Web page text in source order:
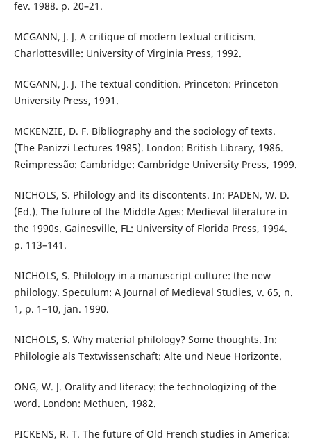
fev. 1988. p. 20–21.
MCGANN, J. J. A critique of modern textual criticism.
Charlottesville: University of Virginia Press, 1992.
MCGANN, J. J. The textual condition. Princeton: Princeton
University Press, 1991.
MCKENZIE, D. F. Bibliography and the sociology of texts.
(The Panizzi Lectures 1985). London: British Library, 1986.
Reimpressão: Cambridge: Cambridge University Press, 1999.
NICHOLS, S. Philology and its discontents. In: PADEN, W. D.
(Ed.). The future of the Middle Ages: Medieval literature in
the 1990s. Gainesville, FL: University of Florida Press, 1994.
p. 113–141.
NICHOLS, S. Philology in a manuscript culture: the new
philology. Speculum: A Journal of Medieval Studies, v. 65, n.
1, p. 1–10, jan. 1990.
NICHOLS, S. Why material philology? Some thoughts. In:
Philologie als Textwissenschaft: Alte und Neue Horizonte.
ONG, W. J. Orality and literacy: the technologizing of the
word. London: Methuen, 1982.
PICKENS, R. T. The future of Old French studies in America: